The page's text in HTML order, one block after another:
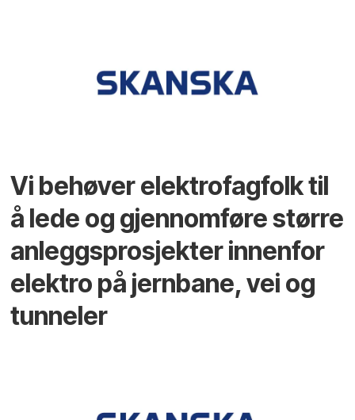
Vi behøver elektrofagfolk til
å lede og gjennomføre større
anleggsprosjekter innenfor
elektro på jernbane, vei og
tunneler